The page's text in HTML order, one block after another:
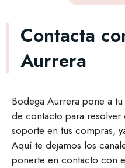
Contacta
Aurrera
Bodega Aurrera pone a
de contacto para
soporte en tus compras,
Aquí te dejamos los
ponerte en contacto con